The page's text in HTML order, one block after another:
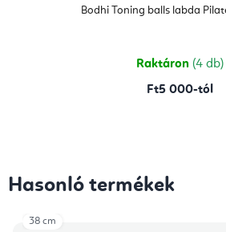
Bodhi Toning balls labda
Raktáron (4 db)
Ft5 000-tól
Hasonló termékek
38 cm